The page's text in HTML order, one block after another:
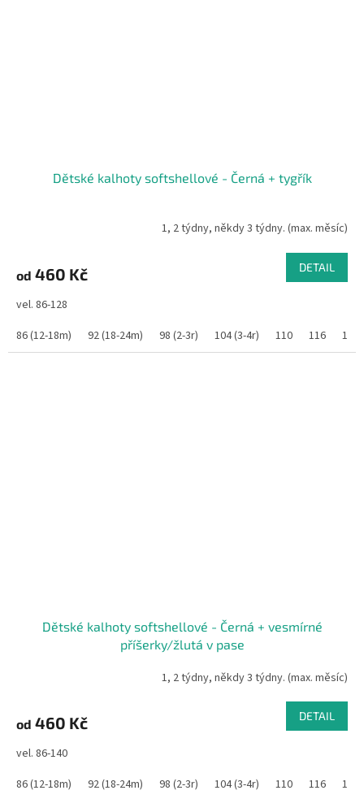
Dětské kalhoty softshellové - Černá + tygřík
1, 2 týdny, někdy 3 týdny. (max. měsíc)
od 460 Kč DETAIL
vel. 86-128
86 (12-18m)
92 (18-24m) 98 (2-3r) 104 (3-4r) 110 116 122
Dětské kalhoty softshellové - Černá + vesmírné
příšerky/žlutá v pase
1, 2 týdny, někdy 3 týdny. (max. měsíc)
od 460 Kč DETAIL
vel. 86-140
86 (12-18m)
92 (18-24m) 98 (2-3r) 104 (3-4r) 110 116 122